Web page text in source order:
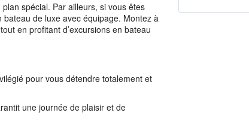
plan spécial. Par ailleurs, si vous êtes
de luxe avec équipage. Montez à
en profitant d’excursions en bateau
pour vous détendre totalement et
une journée de plaisir et de